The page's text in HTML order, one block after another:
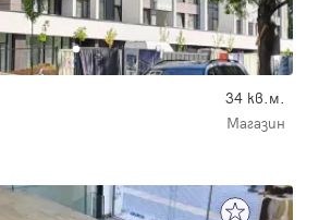
34 кв.м.
Магазин